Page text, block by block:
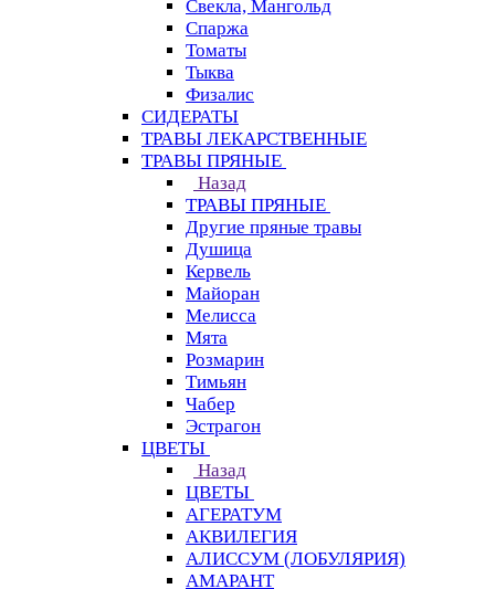
Свекла, Мангольд
Спаржа
Томаты
Тыква
Физалис
СИДЕРАТЫ
ТРАВЫ ЛЕКАРСТВЕННЫЕ
ТРАВЫ ПРЯНЫЕ
Назад
ТРАВЫ ПРЯНЫЕ
Другие пряные травы
Душица
Кервель
Майоран
Мелисса
Мята
Розмарин
Тимьян
Чабер
Эстрагон
ЦВЕТЫ
Назад
ЦВЕТЫ
АГЕРАТУМ
АКВИЛЕГИЯ
АЛИССУМ (ЛОБУЛЯРИЯ)
АМАРАНТ